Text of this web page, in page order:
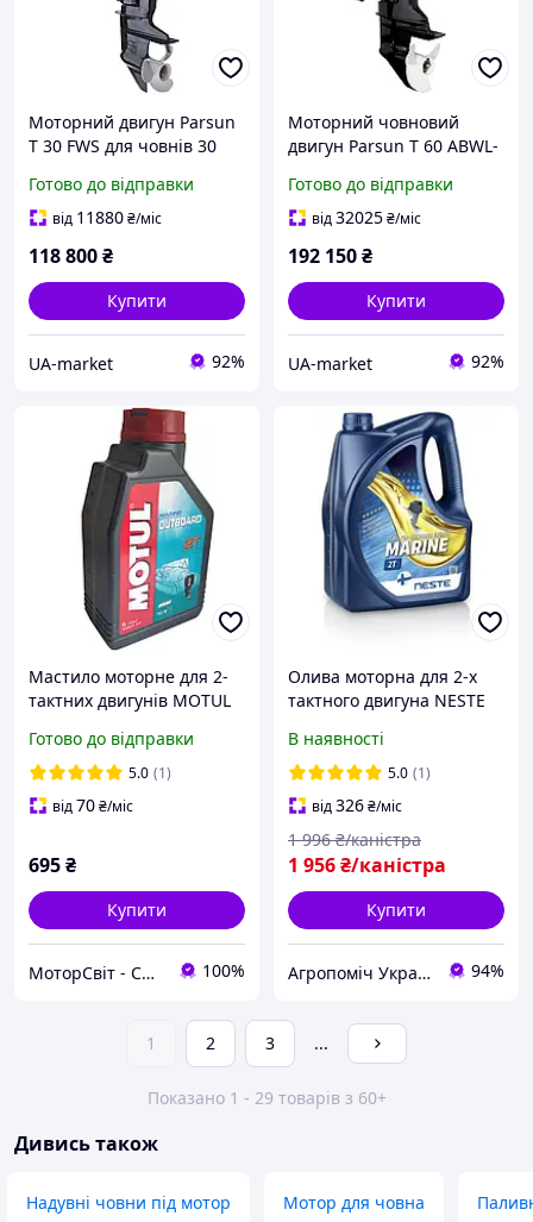
Моторний двигун Parsun
T 30 FWS для човнів 30
та водяним
охолодженням 496 куб. см
Готово до відправки
від 11880₴/міс
118 800₴
Купити
UA-market 92%
Моторний човновий
двигун Parsun T 60 ABWL-
дистанційним
управлінням потужність
Готово до відправки
від32025₴/міс
192 150₴
Купити
UA-market 92%
Мастило моторне для 2-
тактних двигунів MOTUL
Готово до відправки
5.0 (1)
від70₴/міс
695₴
Купити
МоторСвіт - Силова Техніка 100%
Олива моторна для 2-х
тактного двигуна NESTE
NMMA TC-W3) 4 л
В наявності
5.0 (1)
від326₴/міс
1 956₴/каністра
1 996 ₴/каністра
Купити
Агропоміч Україна 94%
1 2 3 ...
Показано 1 - 29 товарів з 60+
Дивись також
Надувні човни під мотор Мотор для човна